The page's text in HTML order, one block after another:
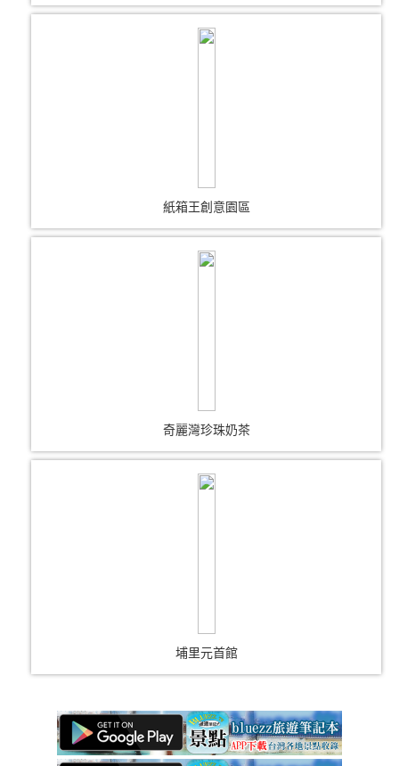
紙箱王創意園區
奇麗灣珍珠奶茶
埔里元首館